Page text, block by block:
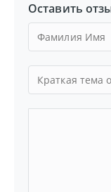
Оставить